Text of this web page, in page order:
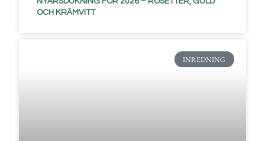
OCH KRÄMVITT
INREDNING